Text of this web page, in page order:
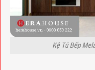
Kệ Tủ Bếp